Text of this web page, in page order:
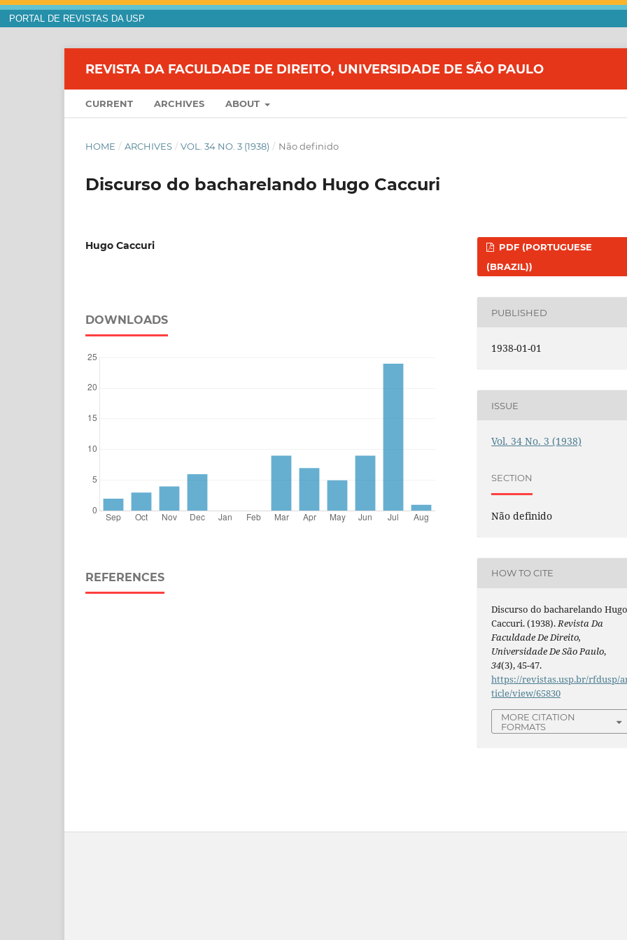
PORTAL DE REVISTAS DA USP
REVISTA DA FACULDADE DE DIREITO, UNIVERSIDADE DE SÃO PAULO
CURRENT ARCHIVES ABOUT
HOME / ARCHIVES / VOL. 34 NO. 3 (1938) / Não definido
Discurso do bacharelando Hugo Caccuri
Hugo Caccuri
DOWNLOADS
REFERENCES
PDF (PORTUGUESE
(BRAZIL))
PUBLISHED
1938-01-01
ISSUE
Vol. 34 No. 3 (1938)
SECTION
Não definido
HOW TO CITE
Discurso do bacharelando
Caccuri. (1938). Revista Da
Faculdade De Direito,
Universidade De São Paulo,
34(3), 45-47.
https://revistas.usp.br/rfdusp/
ticle/view/65830
MORE CITATION
FORMATS